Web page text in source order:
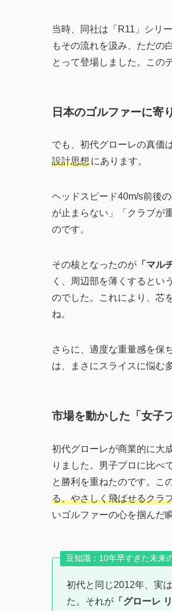
当時、同社は「R11」シリ
もその流れを汲み、ただの
とって登場しました。この
日本のゴルファーに寄
でも、初代グローレの真価
設計思想にあります。
ヘッドスピード40m/s前後
が止まらない」「クラブが
のです。
その核となったのが 「マル
く、周辺部を薄くするとい
のでした。これにより、芯
ね。
さらに、適度な重量感を保
は、まさにスライスに悩む
市場を動かした「女子
初代グローレが商業的に大
りました。男子プロに比べ
と勝利を重ねたのです。こ
る、やさしく飛ばせるクラ
いゴルファーの心を掴んだ
豆知識：10年早すぎた未来
初代と同じ2012年、実
た。それが 「グローレ